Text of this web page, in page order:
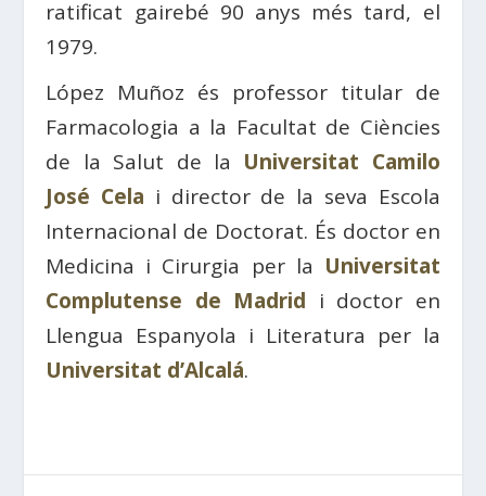
ratificat gairebé 90 anys més tard, el
1979.
López Muñoz és professor titular de
Farmacologia a la Facultat de Ciències
de la Salut de la Universitat Camilo
José Cela i director de la seva Escola
Internacional de Doctorat. És doctor en
Medicina i Cirurgia per la Universitat
Complutense de Madrid i doctor en
Llengua Espanyola i Literatura per la
Universitat d’Alcalá.